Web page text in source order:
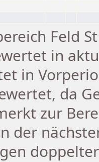
Feld
in
in
da
zur
der